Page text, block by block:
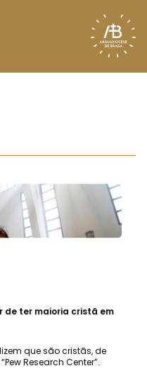
de ter maioria cristã em
que são cristãs, de
Research Center”.